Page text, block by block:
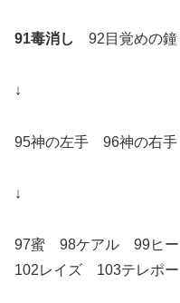
91毒消し 92目覚めの
↓
95神の左手 96神の右手
↓
97蜜 98ケアル 99ヒ
102レイズ 103テレポー